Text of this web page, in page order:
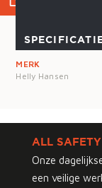
MERK
Helly Hansen
ALL SAFETY
Onze
een veilige